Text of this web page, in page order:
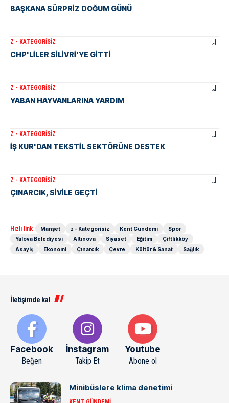
BAŞKANA SÜRPRİZ DOĞUM GÜNÜ
Z - KATEGORISIZ
CHP'LİLER SİLİVRİ'YE GİTTİ
Z - KATEGORISIZ
YABAN HAYVANLARINA YARDIM
Z - KATEGORISIZ
İŞ KUR'DAN TEKSTİL SEKTÖRÜNE DESTEK
Z - KATEGORISIZ
ÇINARCIK, SİVİLE GEÇTİ
Hızlı link Manşet z - Kategorisiz Kent Gündemi
Spor
Yalova Belediyesi
Altınova Siyaset Eğitim
Çiftlikköy
Asayiş
Ekonomi Çınarcık Çevre Kültür & Sanat Sağlık
İletişimde kal
Facebook
Beğen
İnstagram
Takip Et
Youtube
Abone ol
Minibüslere klima denetimi